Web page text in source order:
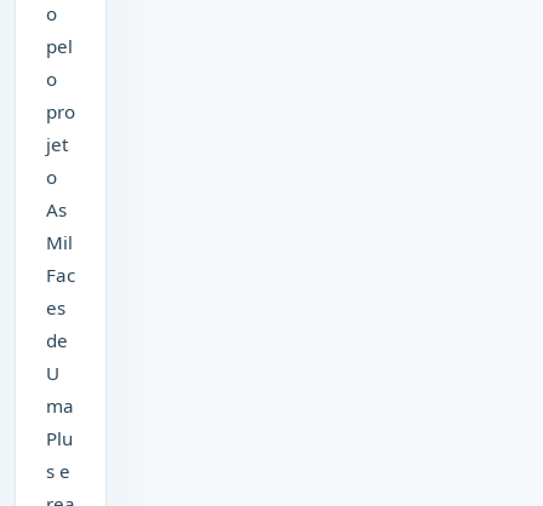
o
pel
o
pro
jet
o
As
Mil
Fac
es
de
U
ma
Plu
s e